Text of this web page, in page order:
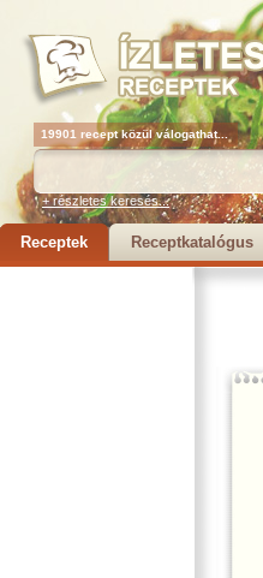
19901 recept közül válogathat...
+ részletes keresés...
Receptek Receptkatalógus